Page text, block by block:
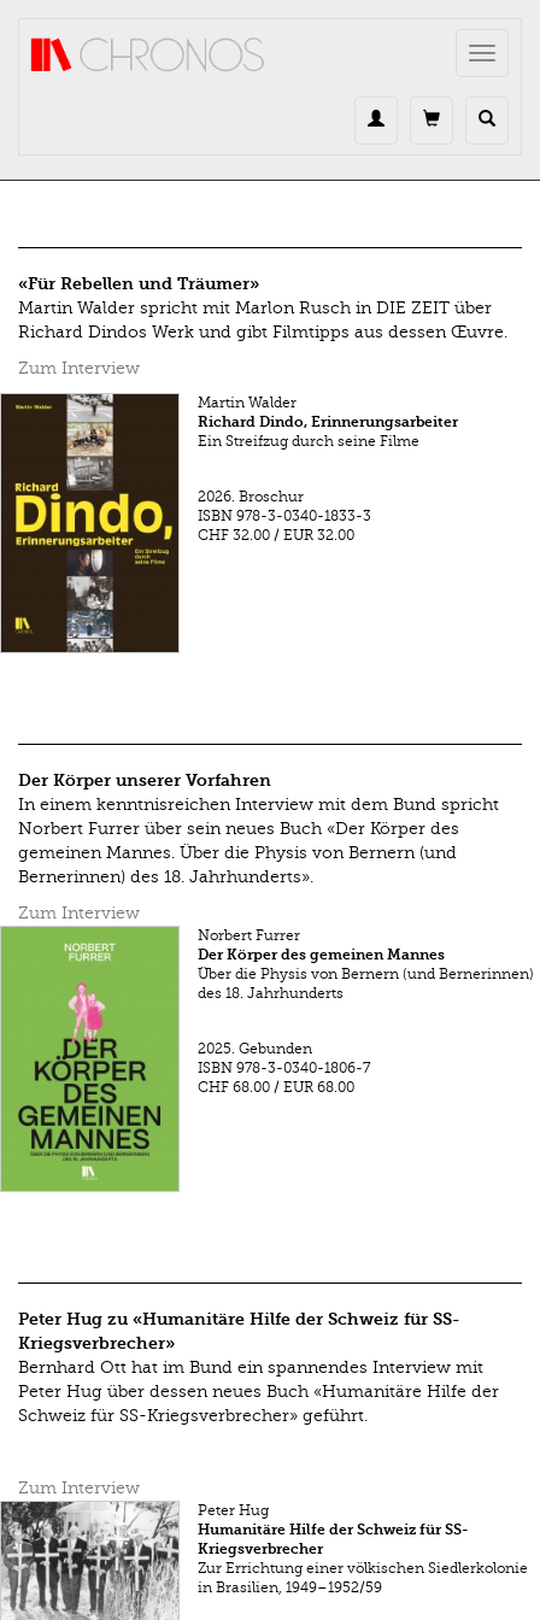
Toggle
«Für Rebellen und Träumer»
Martin Walder spricht mit Marlon Rusch in DIE ZEIT über
Richard Dindos Werk und gibt Filmtipps aus dessen Œuvre.
Zum Interview
Martin Walder
Richard Dindo, Erinnerungsarbeiter
Ein Streifzug durch seine Filme
2026. Broschur
ISBN 978-3-0340-1833-3
CHF 32.00 /EUR 32.00
Der Körper unserer Vorfahren
In einem kennt­nis­reichen Interview mit dem Bund spricht
Norbert Furrer über sein neues Buch «Der Körper des
gemeinen Mannes. Über die Physis von Bernern (und
Bernerinnen) des 18. Jahrhunderts».
Zum Interview
Norbert Furrer
Der Körper des gemeinen Mannes
Über die Physis von Bernern (und Bernerinnen)
des 18. Jahrhunderts
2025. Gebunden
ISBN 978-3-0340-1806-7
CHF 68.00 /EUR 68.00
Peter Hug zu «Humanitäre Hilfe der Schweiz für SS-
Kriegsverbrecher»
Bernhard Ott hat im Bund ein spannendes Interview mit
Peter Hug über dessen neues Buch «Humanitäre Hilfe der
Schweiz für SS-Kriegsverbrecher» geführt.
Zum Interview
Peter Hug
Humanitäre Hilfe der Schweiz für SS-
Kriegsverbrecher
Zur Errichtung einer völkischen Siedlerkolonie
in Brasilien, 1949–1952/59